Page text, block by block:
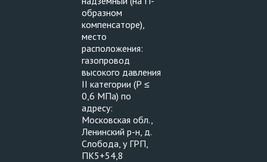
образном
компенсаторе),
место
расположения:
газопровод
высокого давления
II категории (Р ≤
0,6 МПа) по
адресу:
Московская обл.,
Ленинский р-н, д.
Слобода, у ГРП,
ПК5+54,8